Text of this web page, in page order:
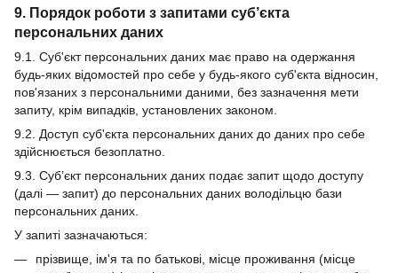
9. Порядок роботи з запитами суб’єкта
персональних даних
9.1. Суб'єкт персональних даних має право на одержання
будь-яких відомостей про себе у будь-якого суб'єкта відносин,
пов'язаних з персональними даними, без зазначення мети
запиту, крім випадків, установлених законом.
9.2. Доступ суб'єкта персональних даних до даних про себе
здійснюється безоплатно.
9.3. Суб’єкт персональних даних подає запит щодо доступу
(далі — запит) до персональних даних володільцю бази
персональних даних.
У запиті зазначаються:
прізвище, ім'я та по батькові, місце проживання (місце